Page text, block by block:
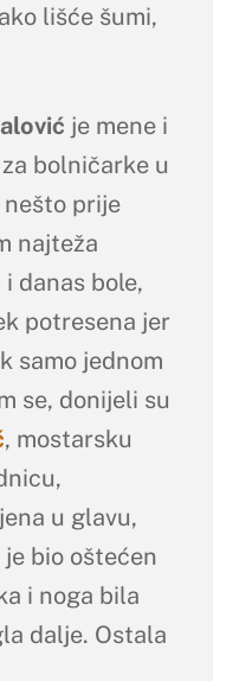
lišće šumi,
je mene i
bolničarke u
prije
najteža
danas bole,
potresena jer
samo jednom
se, donijeli su
, mostarsku
u glavu,
bio oštećen
i noga bila
dalje. Ostala